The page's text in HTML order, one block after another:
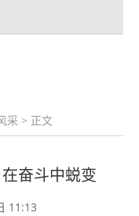
采 > 正文
奋斗中蜕变
11:13